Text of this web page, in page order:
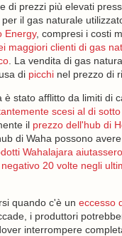
prezzi più elevati
il gas naturale
Energy, compresi i costi
maggiori clienti di gas
. La vendita di gas
di picchinel prezzo di
stato afflitto da limiti di
scesi al di
il prezzo dell'hub di
di Waha possono
Wahalajara
20 volte negli
quando c'è un eccesso
i produttori
interrompere